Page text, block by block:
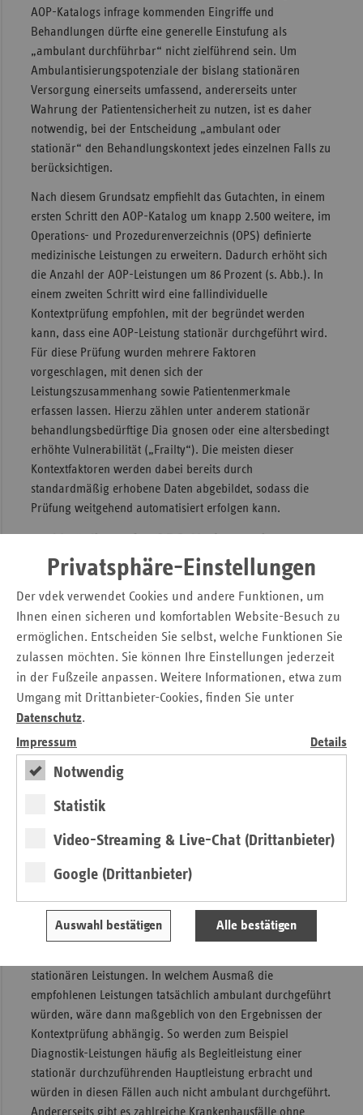
Privatsphäre-Einstellungen
Der vdek verwendet Cookies und andere Funktionen, um
Ihnen einen sicheren und komfortablen Website-Besuch zu
ermöglichen. Entscheiden Sie selbst, welche Funktionen Sie
zulassen möchten. Sie können Ihre Einstellungen jederzeit
in der Fußzeile anpassen. Weitere Informationen, etwa zum
Umgang mit Drittanbieter-Cookies, finden Sie unter
Datenschutz.
Impressum
Details
Notwendig
Statistik
Video-Streaming & Live-Chat (Drittanbieter)
Google (Drittanbieter)
Auswahl bestätigen Alle bestätigen
AOP-Katalogs infrage kommenden Eingriffe und
Behandlungen dürfte eine generelle Einstufung als
„ambulant durchführbar“ nicht zielführend sein. Um
Ambulantisierungspotenziale der bislang stationären
Versorgung einerseits umfassend, andererseits unter
Wahrung der Patientensicherheit zu nutzen, ist es daher
notwendig, bei der Entscheidung „ambulant oder
stationär“ den Behandlungskontext jedes einzelnen Falls zu
berücksichtigen.
Nach diesem Grundsatz empfiehlt das Gutachten, in einem
ersten Schritt den AOP-Katalog um knapp 2.500 weitere, im
Operations- und Prozedurenverzeichnis (OPS) definierte
medizinische Leistungen zu erweitern. Dadurch erhöht sich
die Anzahl der AOP-Leistungen um 86 Prozent (s. Abb.). In
einem zweiten Schritt wird eine fallindividuelle
Kontextprüfung empfohlen, mit der begründet werden
kann, dass eine AOP-Leistung stationär durchgeführt wird.
Für diese Prüfung wurden mehrere Faktoren
vorgeschlagen, mit denen sich der
Leistungszusammenhang sowie Patientenmerkmale
erfassen lassen. Hierzu zählen unter anderem stationär
behandlungsbedürftige Dia gnosen oder eine altersbedingt
erhöhte Vulnerabilität („Frailty“). Die meisten dieser
Kontextfaktoren werden dabei bereits durch
standardmäßig erhobene Daten abgebildet, sodass die
Prüfung weitgehend automatisiert erfolgen kann.
Die empfohlenen Leistungen wurden im Jahr 2019 rund 15
stationären Leistungen. In welchem Ausmaß die
empfohlenen Leistungen tatsächlich ambulant durchgeführt
würden, wäre dann maßgeblich von den Ergebnissen der
Kontextprüfung abhängig. So werden zum Beispiel
Diagnostik-Leistungen häufig als Begleitleistung einer
stationär durchzuführenden Hauptleistung erbracht und
würden in diesen Fällen auch nicht ambulant durchgeführt.
Andererseits gibt es zahlreiche Krankenhausfälle ohne